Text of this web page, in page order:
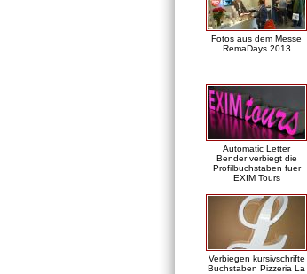
Fotos aus dem Messe
RemaDays 2013
Automatic Letter
Bender verbiegt die
Profilbuchstaben fuer
EXIM Tours
Verbiegen kursivschrifte
Buchstaben Pizzeria La